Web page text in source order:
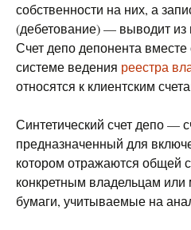
собственности на них, а
(дебетование) — выводит из
Счет депо депонента
системе ведения реестра
относятся к клиентским
Синтетический счет депо —
предназначенный для
котором отражаются общей
конкретным владельцам
бумаги, учитываемые на